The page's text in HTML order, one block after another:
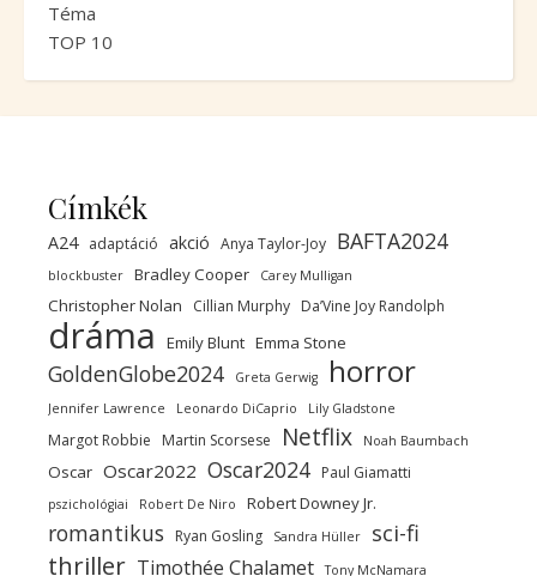
Téma
TOP 10
Címkék
A24 adaptáció akció Anya Taylor-Joy BAFTA2024
blockbuster Bradley Cooper Carey Mulligan
Christopher Nolan Cillian Murphy Da’Vine Joy Randolph
dráma Emily Blunt Emma Stone
GoldenGlobe2024 Greta Gerwig horror
Jennifer Lawrence Leonardo DiCaprio Lily Gladstone
Margot Robbie Martin Scorsese Netflix Noah Baumbach
Oscar Oscar2022 Oscar2024 Paul Giamatti
pszichológiai Robert De Niro Robert Downey Jr.
romantikus Ryan Gosling Sandra Hüller sci-fi
thriller Timothée Chalamet Tony McNamara